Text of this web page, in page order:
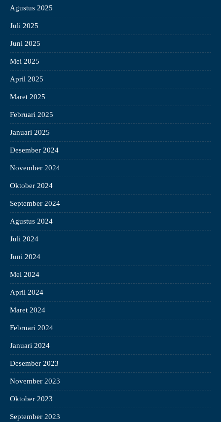
Agustus 2025
Juli 2025
Juni 2025
Mei 2025
April 2025
Maret 2025
Februari 2025
Januari 2025
Desember 2024
November 2024
Oktober 2024
September 2024
Agustus 2024
Juli 2024
Juni 2024
Mei 2024
April 2024
Maret 2024
Februari 2024
Januari 2024
Desember 2023
November 2023
Oktober 2023
September 2023